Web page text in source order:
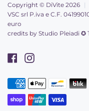
Copyright © DiVite 2026 |
VSC srl P.iva e C.F.
euro
credits by Studio Pleiadi ✪
Metodi
di
American
express
Apple
pay
Bancontact